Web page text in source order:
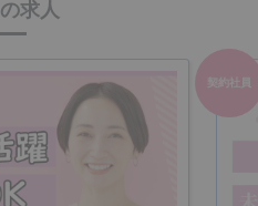
求人
契約社員